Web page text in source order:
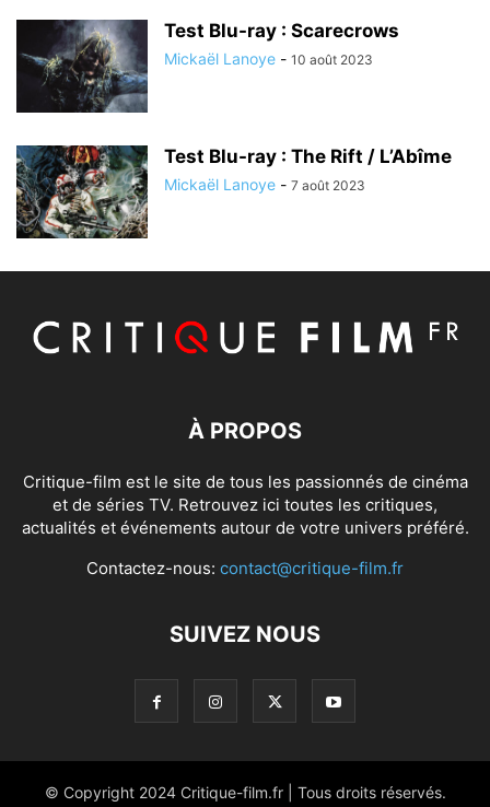
Test Blu-ray : Scarecrows
Mickaël Lanoye - 10 août 2023
Test Blu-ray : The Rift / L’Abîme
Mickaël Lanoye - 7 août 2023
À PROPOS
Critique-film est le site de tous les passionnés de cinéma
et de séries TV. Retrouvez ici toutes les critiques,
actualités et événements autour de votre univers préféré.
Contactez-nous: contact@critique-film.fr
SUIVEZ NOUS
© Copyright 2024 Critique-film.fr | Tous droits réservés.